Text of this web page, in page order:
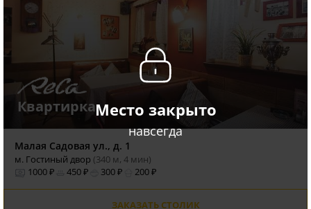
Место закрыто
навсегда
Квартирка
Малая Садовая ул., д. 1
м. Гостиный двор (340 м, 4 мин)
1000 ₽
450 ₽ 300 ₽ 200 ₽
ЗАКАЗАТЬ СТОЛИК